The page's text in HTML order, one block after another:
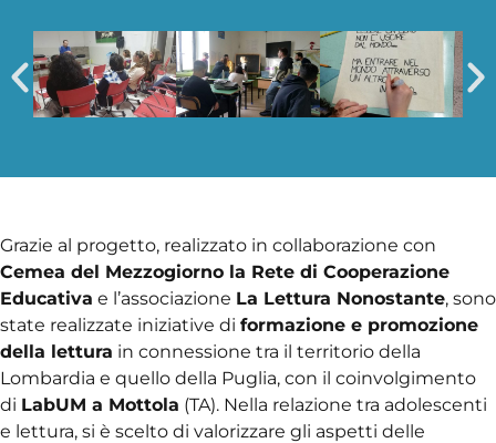
Grazie al progetto, realizzato in collaborazione con
Cemea del Mezzogiorno la Rete di Cooperazione
Educativa e l’associazione La Lettura Nonostante, sono
state realizzate iniziative di formazione e promozione
della lettura in connessione tra il territorio della
Lombardia e quello della Puglia, con il coinvolgimento
di LabUM a Mottola (TA). Nella relazione tra adolescenti
e lettura, si è scelto di valorizzare gli aspetti delle